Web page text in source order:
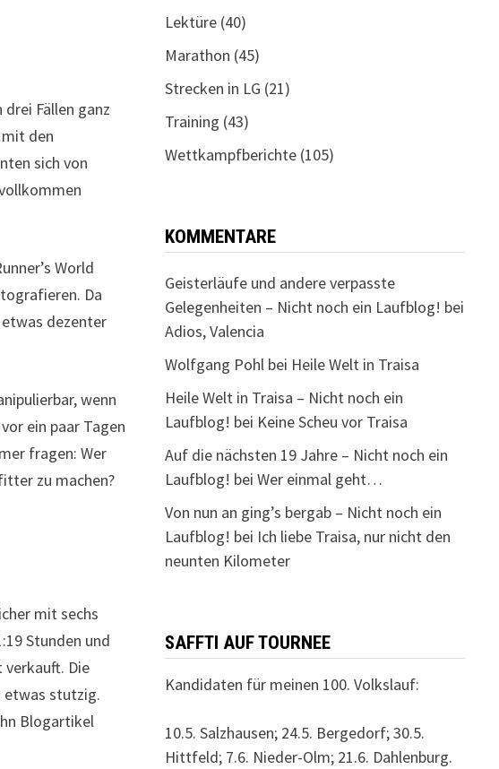
Fällen ganz
den
sich von
World
Da
dezenter
wenn
ein paar Tagen
fragen: Wer
zu machen?
mit sechs
Stunden und
verkauft. Die
etwas stutzig.
Blogartikel
Lektüre(40)
Marathon (45)
Strecken in LG (21)
Training (43)
Wettkampfberichte(105)
KOMMENTARE
Geisterläufe und andere verpasste
Gelegenheiten – Nicht noch ein Laufblog! bei
Adios, Valencia
Wolfgang Pohlbei Heile Welt in Traisa
Heile Welt in Traisa – Nicht noch ein
Laufblog! bei Keine Scheu vor Traisa
Auf die nächsten 19 Jahre – Nicht noch ein
Laufblog! bei Wer einmal geht…
Von nun an ging’s bergab – Nicht noch ein
Laufblog! bei Ich liebe Traisa, nur nicht den
neunten Kilometer
SAFFTI AUF TOURNEE
Kandidaten für meinen 100. Volkslauf:
10.5. Salzhausen; 24.5. Bergedorf; 30.5.
Hittfeld; 7.6. Nieder-Olm; 21.6. Dahlenburg.